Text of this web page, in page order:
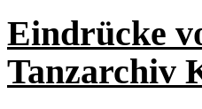
Eindrücke
Tanzarchiv